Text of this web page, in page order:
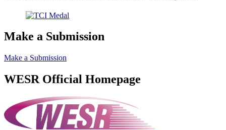
Make a Submission
Make a Submission
WESR Official Homepage